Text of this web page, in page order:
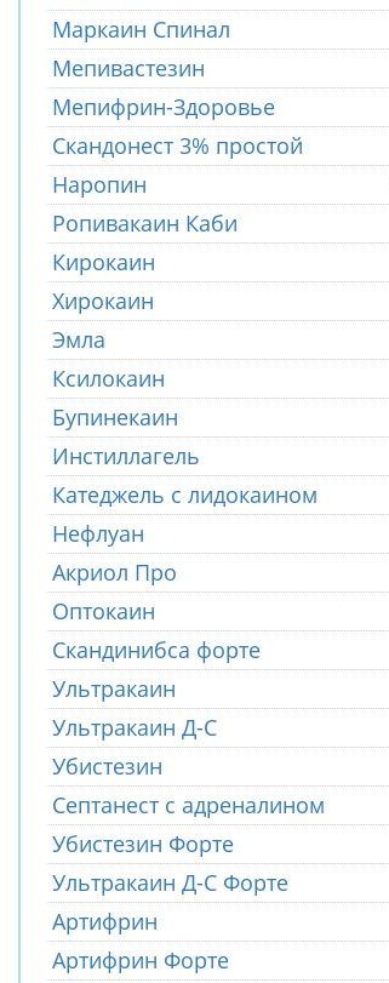
Маркаин Спинал
Мепивастезин
Мепифрин-Здоровье
Скандонест 3% простой
Наропин
Ропивакаин Каби
Кирокаин
Хирокаин
Эмла
Ксилокаин
Бупинекаин
Инстиллагель
Катеджель с лидокаином
Нефлуан
Акриол Про
Оптокаин
Скандинибса форте
Ультракаин
Ультракаин Д-С
Убистезин
Септанест с адреналином
Убистезин Форте
Ультракаин Д-С Форте
Артифрин
Артифрин Форте